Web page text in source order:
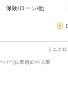
保険/ローン/他
ミニク
バー(山梨県)の中古車